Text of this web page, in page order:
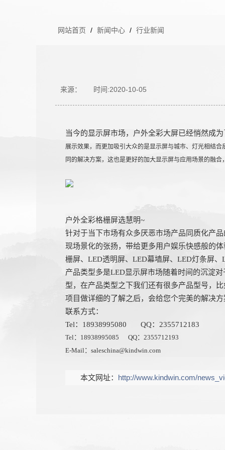
网站首页 / 新闻中心 / 行业新闻
来源： 时间:2020-10-05
当今的显示屏市场，户外全彩大屏已经悄然成
展示效果，而更加吸引大众的是显示屏与城市、灯光相结
同的解决方案，这也是更好的加大显示屏与应用场景的融合
户外全彩格栅屏选慧明~
针对于当下市场有众多厌恶市场产品同质化产
现场景化的张扬，带给更多用户娱乐快感般的
栅屏、LED透明屏、LED幕墙屏、LED灯条屏
产品类型多是LED显示屏市场随着时间的沉淀
型，在产品类型之下我们还有很多产品型号，
项目做详细的了解之后，会给您个完美的解决方
联系方式：
Tel：18938995080 QQ：2355712183
Tel：18938995085 QQ：2355712193
E-Mail：saleschina@kindwin.com
本文网址： http://www.kindwin.com/